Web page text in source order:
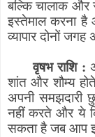
बल्कि चालाक और
इस्तेमाल करना है
व्यापार दोनों
वृषभ राशि :
शांत और शौम्य
अपनी समझदारी
नहीं करते और ये
सकता है जब आप